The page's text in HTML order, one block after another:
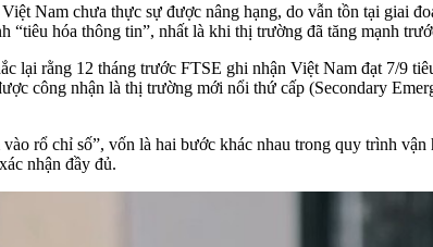
Nam chưa thực sự được nâng hạng, do vẫn tồn tại giai
hóa thông tin”, nhất là khi thị trường đã tăng mạnh
lại rằng 12 tháng trước FTSE ghi nhận Việt Nam đạt 7/9
công nhận là thị trường mới nổi thứ cấp (Secondary
rổ chỉ số”, vốn là hai bước khác nhau trong quy trình
nhận đầy đủ.